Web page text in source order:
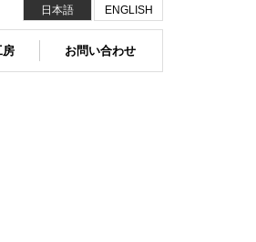
房 お問い合わせ
日本語 ENGLISH